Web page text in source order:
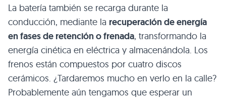
La batería también se recarga durante la
conducción, mediante la recuperación de energía
en fases de retención o frenada, transformando la
energía cinética en eléctrica y almacenándola. Los
frenos están compuestos por cuatro discos
cerámicos. ¿Tardaremos mucho en verlo en la calle?
Probablemente aún tengamos que esperar un